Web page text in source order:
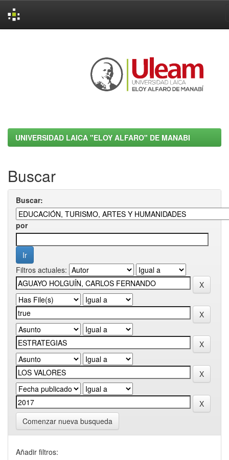
UNIVERSIDAD LAICA "ELOY ALFARO" DE MANABI
Buscar
Buscar:
por
Filtros actuales:
Comenzar nueva busqueda
Añadir filtros: